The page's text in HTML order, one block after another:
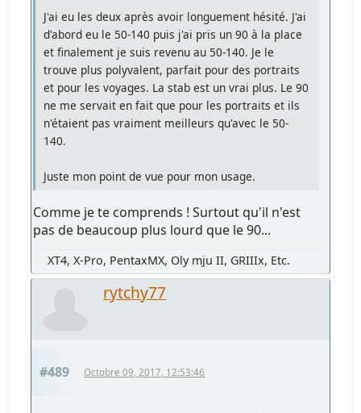
J'ai eu les deux après avoir longuement hésité. J'ai
d'abord eu le 50-140 puis j'ai pris un 90 à la place
et finalement je suis revenu au 50-140. Je le
trouve plus polyvalent, parfait pour des portraits
et pour les voyages. La stab est un vrai plus. Le 90
ne me servait en fait que pour les portraits et ils
n'étaient pas vraiment meilleurs qu'avec le 50-
140.
Juste mon point de vue pour mon usage.
Comme je te comprends ! Surtout qu'il n'est
pas de beaucoup plus lourd que le 90...
XT4, X-Pro, PentaxMX, Oly mju II, GRIIIx, Etc.
rytchy77
#489 Octobre 09, 2017, 12:53:46